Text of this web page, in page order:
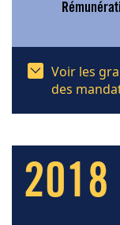
Voir les
des
2018